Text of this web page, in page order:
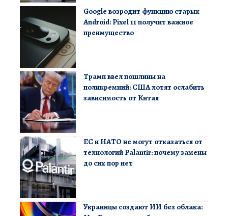
Google возродит функцию старых
Android: Pixel 11 получит важное
преимущество
Трамп ввел пошлины на
поликремний: США хотят ослабить
зависимость от Китая
ЕС и НАТО не могут отказаться от
технологий Palantir: почему замены
до сих пор нет
Украинцы создают ИИ без облака: